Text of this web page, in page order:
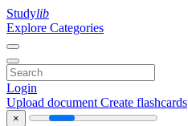
Studylib
Explore Categories
Login
Upload document Create flashcards
×